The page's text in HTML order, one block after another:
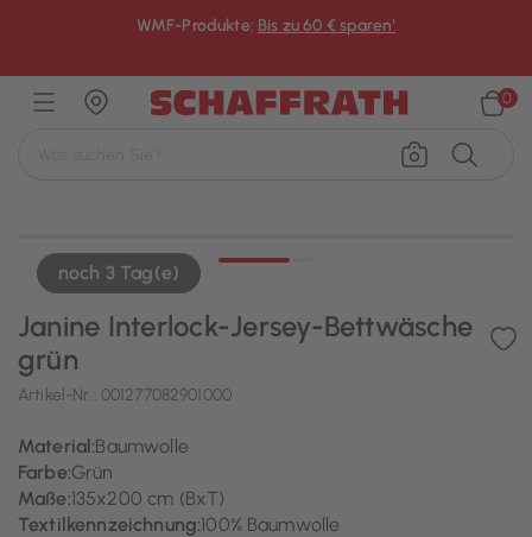
WMF-Produkte: Bis zu 60 € sparen¹
0
noch 3 Tag(e)
Janine Interlock-Jersey-Bettwäsche
grün
Artikel-Nr.: 001277082901000
Material:Baumwolle
Farbe:Grün
Maße:135x200 cm (BxT)
Textilkennzeichnung:100% Baumwolle